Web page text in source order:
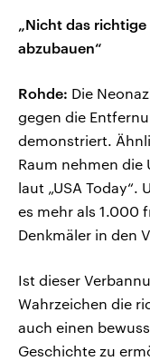
„Nicht das
abzubauen“
Rohde: Die
gegen die
demonstriert.
Raum nehmen die
laut „USA Today“.
es mehr als 1.000
Denkmäler in den
Ist dieser
Wahrzeichen die
auch einen
Geschichte zu